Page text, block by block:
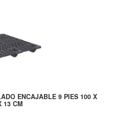
ENCAJABLE 9 PIES 100 X
13 CM